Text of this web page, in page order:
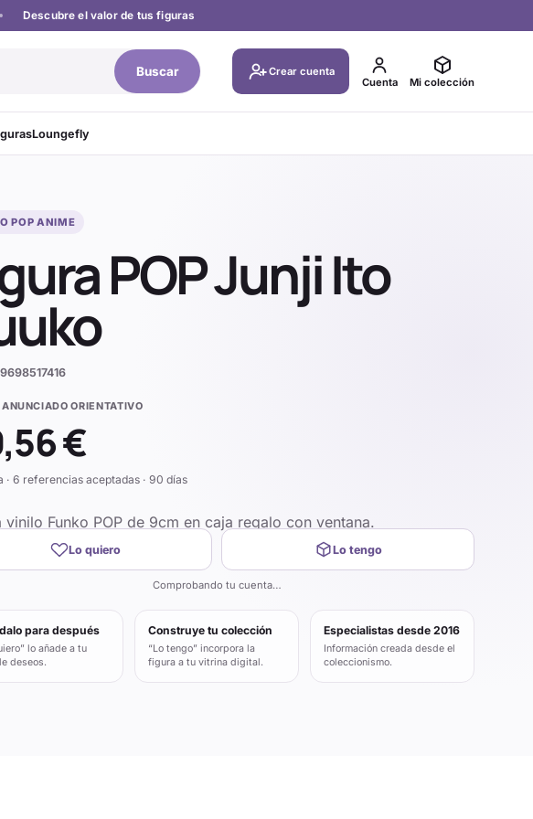
Descubre el valor de tus figuras
Buscar
Crear cuenta
Cuenta
Mi colección
Loungefly
POP ANIME
POP Junji Ito
ANUNCIADO ORIENTATIVO
€
· 6 referencias aceptadas · 90 días
vinilo Funko POP de 9cm en caja regalo con ventana.
Lo quiero Lo tengo
Comprobando tu cuenta…
para después
lo añade a tu
deseos.
Construye tu colección
“Lo tengo” incorpora la
figura a tu vitrina digital.
Especialistas desde 2016
Información creada desde el
coleccionismo.